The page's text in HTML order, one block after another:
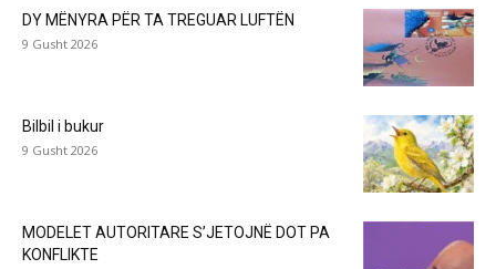
DY MËNYRA PËR TA TREGUAR LUFTËN
9 Gusht 2026
Bilbil i bukur
9 Gusht 2026
MODELET AUTORITARE S’JETOJNË DOT PA
KONFLIKTE